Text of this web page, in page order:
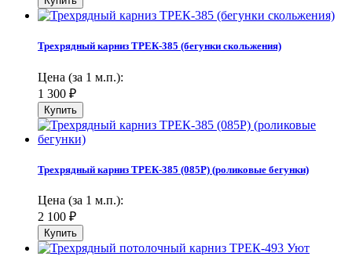
Трехрядный карниз ТРЕК-385 (бегунки скольжения)
Цена (за 1 м.п.):
1 300 ₽
Трехрядный карниз ТРЕК-385 (085Р) (роликовые бегунки)
Цена (за 1 м.п.):
2 100 ₽